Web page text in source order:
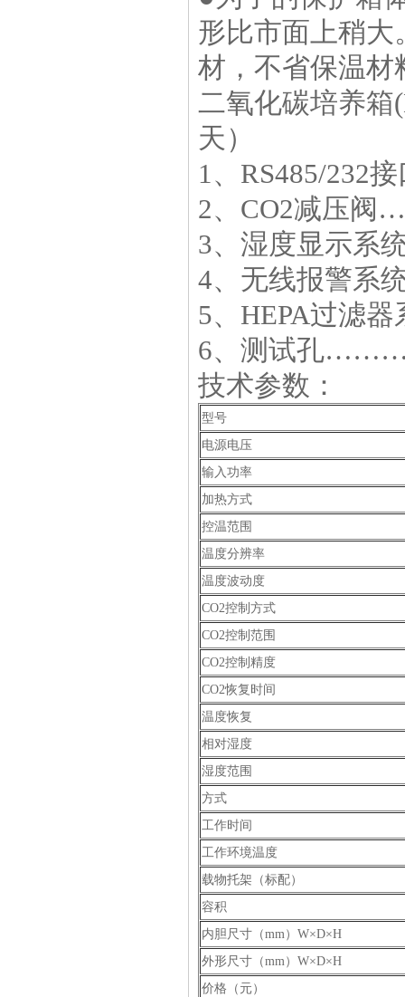
形比市面上稍
材，不省保温材
二氧化碳培养箱
天）
1、RS485/
2、CO2减
3、湿度显
4、无线报警
5、HEPA过
6、测试孔
技术参数：
型号
电源电压
输入功率
加热方式
控温范围
温度分辨率
温度波动度
CO2控制方式
CO2控制范围
CO2控制精度
CO2恢复时间
温度恢复
相对湿度
湿度范围
方式
工作时间
工作环境温度
载物托架（标配）
容积
内胆尺寸（mm）W×D×H
外形尺寸（mm）W×D×H
价格（元）